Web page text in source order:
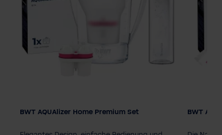
BWT AQUAlizer Home Premium Set BWT